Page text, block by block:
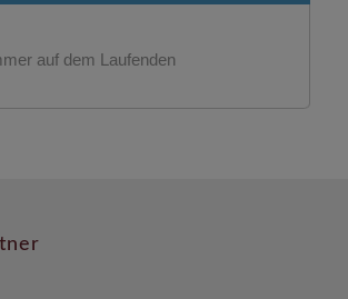
auf dem Laufenden